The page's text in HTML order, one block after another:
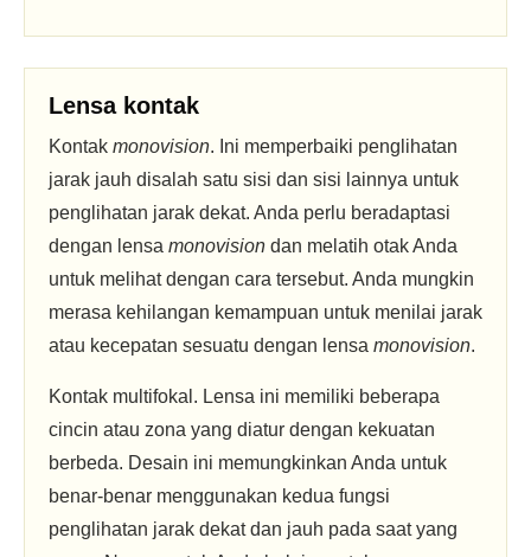
Lensa kontak
Kontak monovision. Ini memperbaiki penglihatan
jarak jauh disalah satu sisi dan sisi lainnya untuk
penglihatan jarak dekat. Anda perlu beradaptasi
dengan lensa monovision dan melatih otak Anda
untuk melihat dengan cara tersebut. Anda mungkin
merasa kehilangan kemampuan untuk menilai jarak
atau kecepatan sesuatu dengan lensa monovision.
Kontak multifokal. Lensa ini memiliki beberapa
cincin atau zona yang diatur dengan kekuatan
berbeda. Desain ini memungkinkan Anda untuk
benar-benar menggunakan kedua fungsi
penglihatan jarak dekat dan jauh pada saat yang